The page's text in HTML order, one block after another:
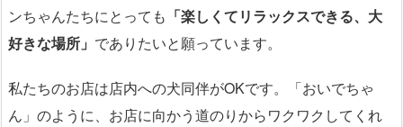
ンちゃんたちにとっても 「楽しくてリラックスできる、大
好きな場所」 でありたいと願っています。
私たちのお店は店内への犬同伴がOKです。「おいでちゃ
ん」のように、お店に向かう道のりからワクワクしてくれ